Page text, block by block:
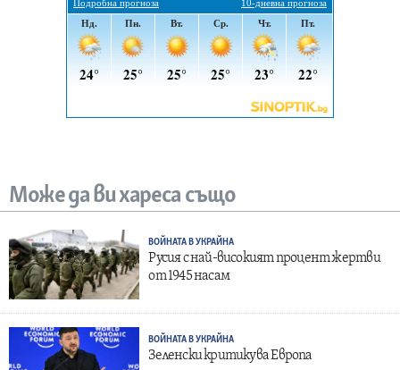
Може да ви хареса също
ВОЙНАТА В УКРАЙНА
Русия с най-високият процент жертви
от 1945 насам
ВОЙНАТА В УКРАЙНА
Зеленски критикува Европа